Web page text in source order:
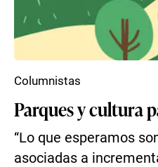
Parques y cultura
“Lo que esperamos
asociadas a
Columnistas